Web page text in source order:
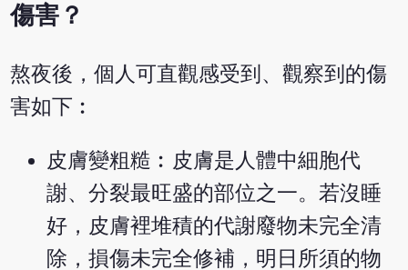
傷害？
熬夜後，個人可直觀感受到、觀察到的傷
害如下︰
皮膚變粗糙︰皮膚是人體中細胞代
謝、分裂最旺盛的部位之一。若沒睡
好，皮膚裡堆積的代謝廢物未完全清
除，損傷未完全修補，明日所須的物